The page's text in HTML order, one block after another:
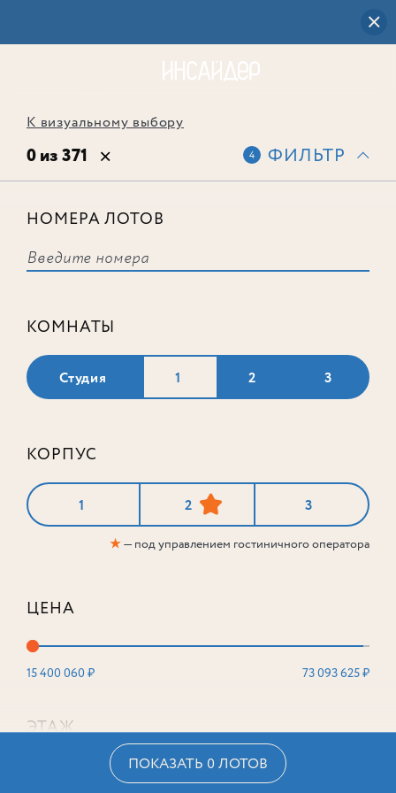
К визуальному выбору
0 из 371 4 ФИЛЬТР
НОМЕРА ЛОТОВ
КОМНАТЫ
Студия 1 2 3
КОРПУС
1 2 3
★— под управлением гостиничного оператора
ЦЕНА
15 400 060 ₽ 73 093 625 ₽
ЭТАЖ
ПОКАЗАТЬ 0 ЛОТОВ
соответствует ни одного лота